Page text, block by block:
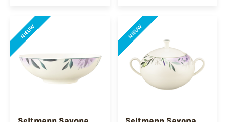
NIEUW NIEUW